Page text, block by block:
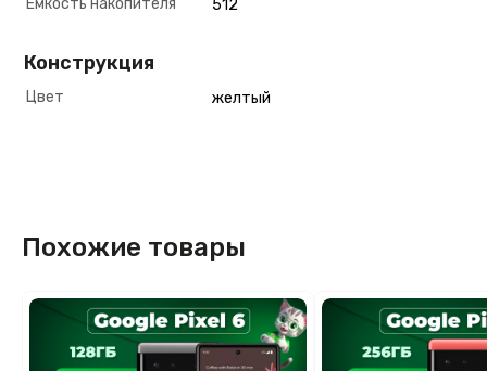
Емкость накопителя 512
Конструкция
Цвет желтый
Похожие товары